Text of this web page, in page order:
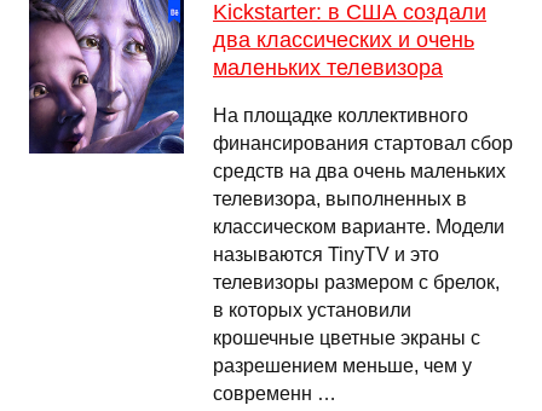
Kickstarter: в США создали
два классических и очень
маленьких телевизора
На площадке коллективного
финансирования стартовал сбор
средств на два очень маленьких
телевизора, выполненных в
классическом варианте. Модели
называются TinyTV и это
телевизоры размером с брелок,
в которых установили
крошечные цветные экраны с
разрешением меньше, чем у
современн …